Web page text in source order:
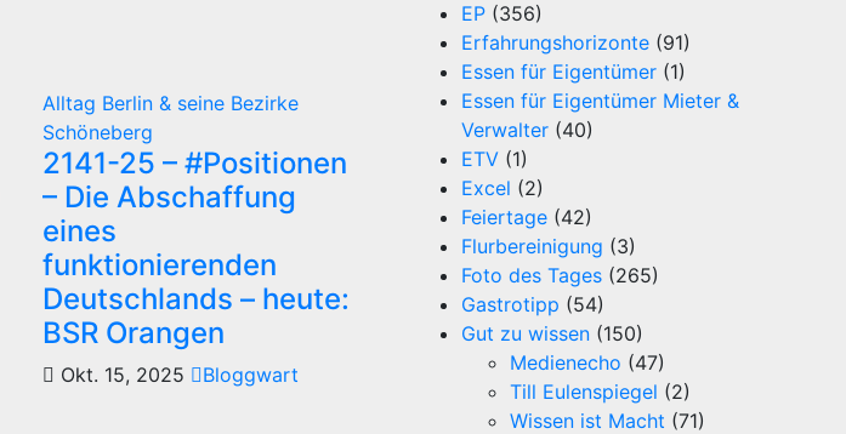
Alltag Berlin & seine Bezirke
Schöneberg
2141-25 – #Positionen
– Die Abschaffung
eines
funktionierenden
Deutschlands – heute:
BSR Orangen
Okt. 15, 2025 Bloggwart
EP (356)
Erfahrungshorizonte (91)
Essen für Eigentümer (1)
Essen für Eigentümer Mieter &
Verwalter (40)
ETV (1)
Excel (2)
Feiertage (42)
Flurbereinigung (3)
Foto des Tages (265)
Gastrotipp (54)
Gut zu wissen (150)
Medienecho (47)
Till Eulenspiegel (2)
Wissen ist Macht (71)